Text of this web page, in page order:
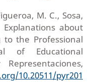
M. C., Sosa,
about
to the Professional
of Educational
Representaciones,
10.20511/pyr201